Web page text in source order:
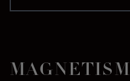
MAGNETISM